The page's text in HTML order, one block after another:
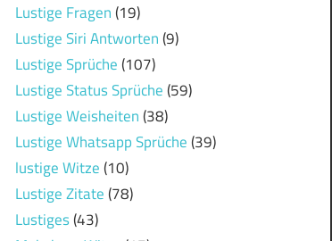
Lustige Fragen(19)
Lustige Siri Antworten(9)
Lustige Sprüche(107)
Lustige Status Sprüche(59)
Lustige Weisheiten(38)
Lustige Whatsapp Sprüche(39)
lustige Witze(10)
Lustige Zitate(78)
Lustiges(43)